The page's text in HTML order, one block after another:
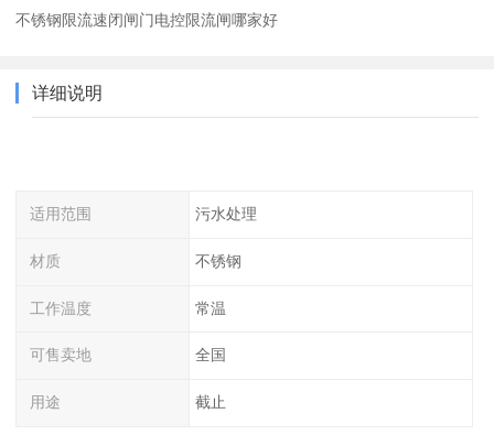
不锈钢限流速闭闸门电控限流闸哪家好
详细说明
适用范围 污水处理
材质 不锈钢
工作温度 常温
可售卖地 全国
用途 截止